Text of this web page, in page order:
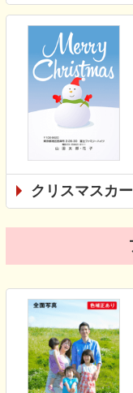
クリスマスカ